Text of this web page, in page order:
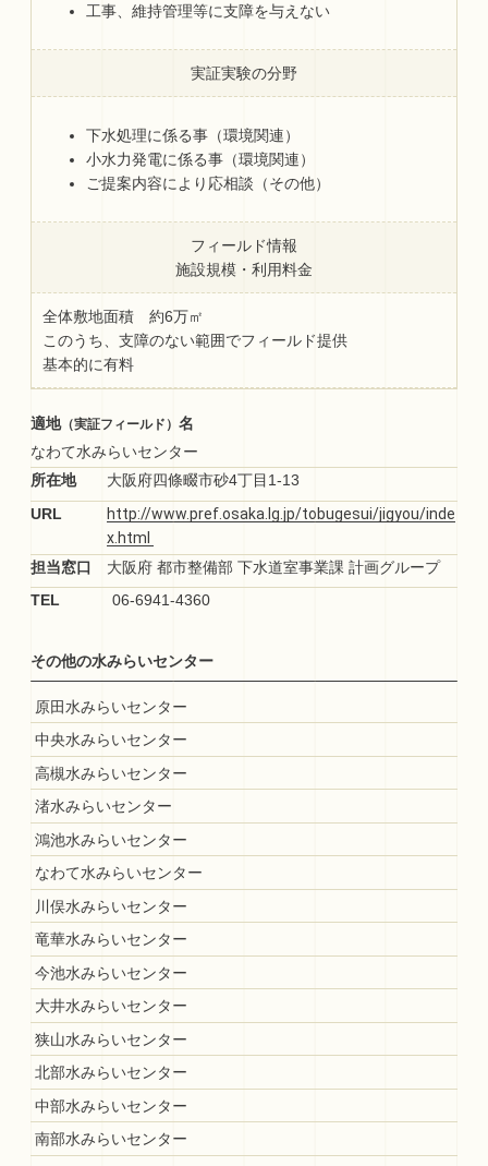
工事、維持管理等に支障を与えない
実証実験の分野
下水処理に係る事（環境関連）
小水力発電に係る事（環境関連）
ご提案内容により応相談（その他）
フィールド情報
施設規模・利用料金
全体敷地面積 約6万㎡
このうち、支障のない範囲でフィールド提供
基本的に有料
適地（実証フィールド） 名
なわて水みらいセンター
所在地
大阪府四條畷市砂4丁目1-13
URL
担当窓口
大阪府 都市整備部 下水道室事業課 計画グループ
TEL
06-6941-4360
その他の水みらいセンター
原田水みらいセンター
中央水みらいセンター
高槻水みらいセンター
渚水みらいセンター
鴻池水みらいセンター
なわて水みらいセンター
川俣水みらいセンター
竜華水みらいセンター
今池水みらいセンター
大井水みらいセンター
狭山水みらいセンター
北部水みらいセンター
中部水みらいセンター
南部水みらいセンター